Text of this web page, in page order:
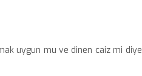
uygun mu ve dinen caiz mi diye